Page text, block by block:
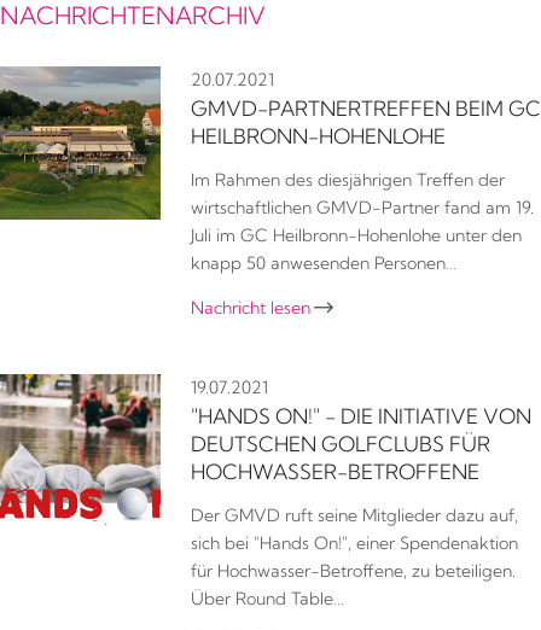
NACHRICHTENARCHIV
20.07.2021
GMVD-PARTNERTREFFEN BEIM GC
HEILBRONN-HOHENLOHE
Im Rahmen des diesjährigen Treffen der
wirtschaftlichen GMVD-Partner fand am 19.
Juli im GC Heilbronn-Hohenlohe unter den
knapp 50 anwesenden Personen…
Nachricht lesen 
19.07.2021
"HANDS ON!" - DIE INITIATIVE VON
DEUTSCHEN GOLFCLUBS FÜR
HOCHWASSER-BETROFFENE
Der GMVD ruft seine Mitglieder dazu auf,
sich bei "Hands On!", einer Spendenaktion
für Hochwasser-Betroffene, zu beteiligen.
Über Round Table…